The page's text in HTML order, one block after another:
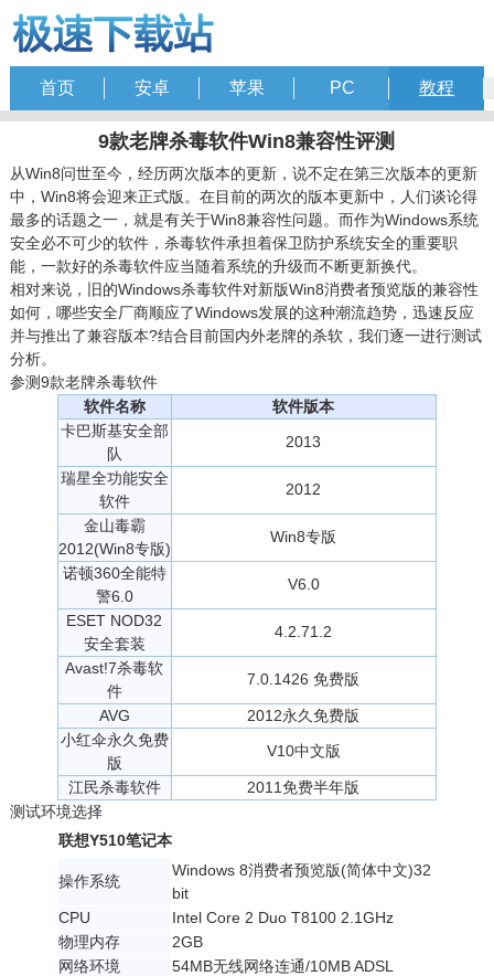
首页 安卓 苹果 PC 教程
9款老牌杀毒软件Win8兼容性评测
从Win8问世至今，经历两次版本的更新，说不定在第三次版本的更新
中，Win8将会迎来正式版。在目前的两次的版本更新中，人们谈论得
最多的话题之一，就是有关于Win8兼容性问题。而作为Windows系统
安全必不可少的软件，杀毒软件承担着保卫防护系统安全的重要职
能，一款好的杀毒软件应当随着系统的升级而不断更新换代。
相对来说，旧的Windows杀毒软件对新版Win8消费者预览版的兼容性
如何，哪些安全厂商顺应了Windows发展的这种潮流趋势，迅速反应
并与推出了兼容版本?结合目前国内外老牌的杀软，我们逐一进行测试
分析。
参测9款老牌杀毒软件
软件名称
软件版本
卡巴斯基安全部
队
2013
瑞星全功能安全
软件
2012
金山毒霸
2012(Win8专版)
Win8专版
诺顿360全能特
警6.0
V6.0
ESET NOD32
安全套装
4.2.71.2
Avast!7杀毒软
件
7.0.1426 免费版
AVG
2012永久免费版
小红伞永久免费
版
V10中文版
江民杀毒软件
2011免费半年版
测试环境选择
联想Y510笔记本
操作系统
Windows 8消费者预览版(简体中文)32
bit
CPU
Intel Core 2 Duo T8100 2.1GHz
物理内存
2GB
网络环境
54MB无线网络连通/10MB ADSL